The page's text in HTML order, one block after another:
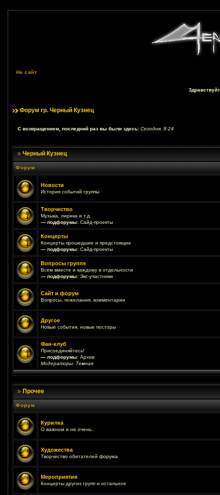
На сайт
Форум гр. Черный Кузнец
С возвращением, последний раз вы были здесь: Сегодня, 8:24
Черный Кузнец
Форум
Новости
История событий группы
Творчество
Музыка, лирика и т.д.
— подфорумы: Сайд-проекты
Концерты
Концерты прошедшие и предстоящие
— подфорумы: Сайд-проекты
Вопросы группе
Всем вместе и каждому в отдельности
— подфорумы: Экс-участники
Сайт и форум
Вопросы, пожелания, комментарии
Другое
Новые события, новые посторы
Фан-клуб
Присоединяйтесь!
— подфорумы: Архив
Модераторы: Темная
Прочее
Форум
Курилка
О важном и не очень..
Художества
Творчество обитателей форума
Мероприятия
Концерты других групп и остальное